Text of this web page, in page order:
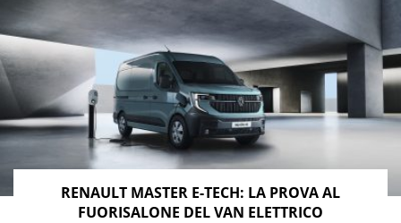
RENAULT MASTER E-TECH: LA PROVA AL
FUORISALONE DEL VAN ELETTRICO